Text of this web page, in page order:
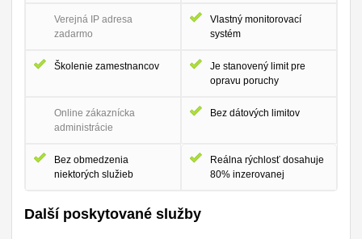
Verejná IP adresa
zadarmo
Vlastný monitorovací
systém
Školenie zamestnancov
Je stanovený limit pre
opravu poruchy
Online zákaznícka
administrácie
Bez dátových limitov
Bez obmedzenia
niektorých služieb
Reálna rýchlosť dosahuje
80% inzerovanej
Další poskytované služby